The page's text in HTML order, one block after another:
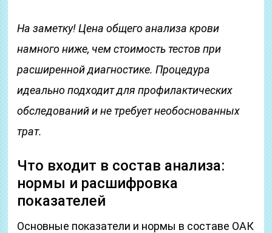
На заметку! Цена общего анализа крови
намного ниже, чем стоимость тестов при
расширенной диагностике. Процедура
идеально подходит для профилактических
обследований и не требует необоснованных
трат.
Что входит в состав анализа:
нормы и расшифровка
показателей
Основные показатели и нормы в составе ОАК